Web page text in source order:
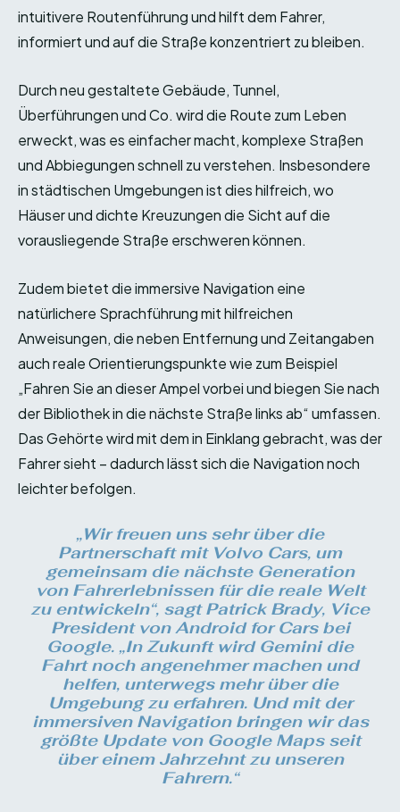
intuitivere Routenführung und hilft dem Fahrer,
informiert und auf die Straße konzentriert zu bleiben.
Durch neu gestaltete Gebäude, Tunnel,
Überführungen und Co. wird die Route zum Leben
erweckt, was es einfacher macht, komplexe Straßen
und Abbiegungen schnell zu verstehen. Insbesondere
in städtischen Umgebungen ist dies hilfreich, wo
Häuser und dichte Kreuzungen die Sicht auf die
vorausliegende Straße erschweren können.
Zudem bietet die immersive Navigation eine
natürlichere Sprachführung mit hilfreichen
Anweisungen, die neben Entfernung und Zeitangaben
auch reale Orientierungspunkte wie zum Beispiel
„Fahren Sie an dieser Ampel vorbei und biegen Sie nach
der Bibliothek in die nächste Straße links ab“ umfassen.
Das Gehörte wird mit dem in Einklang gebracht, was der
Fahrer sieht – dadurch lässt sich die Navigation noch
leichter befolgen.
„Wir freuen uns sehr über die
Partnerschaft mit Volvo Cars, um
gemeinsam die nächste Generation
von Fahrerlebnissen für die reale Welt
zu entwickeln“, sagt Patrick Brady, Vice
President von Android for Cars bei
Google. „In Zukunft wird Gemini die
Fahrt noch angenehmer machen und
helfen, unterwegs mehr über die
Umgebung zu erfahren. Und mit der
immersiven Navigation bringen wir das
größte Update von Google Maps seit
über einem Jahrzehnt zu unseren
Fahrern.“